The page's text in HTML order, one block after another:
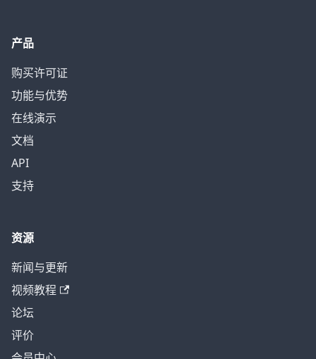
产品
购买许可证
功能与优势
在线演示
文档
API
支持
资源
新闻与更新
视频教程
论坛
评价